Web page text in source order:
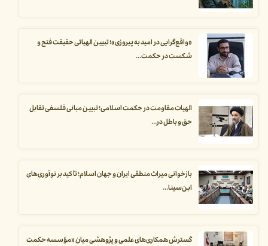
«واقع‌گرایی در امید به پیروزی»؛ تبیین الهیاتی حقیقت فتح و
شکست در حکمت...
الهیات مقاومت در حکمت اسلامی؛ تبیین مبانی فلسفی تقابل
حق و باطل در...
بازخوانی میراث منطقی ایران و جهان اسلام؛ تأکید بر نوآوری‌های
ابن‌سینا...
گسترش همکاری‌های علمی و پژوهشی میان «مؤسسه حکمت